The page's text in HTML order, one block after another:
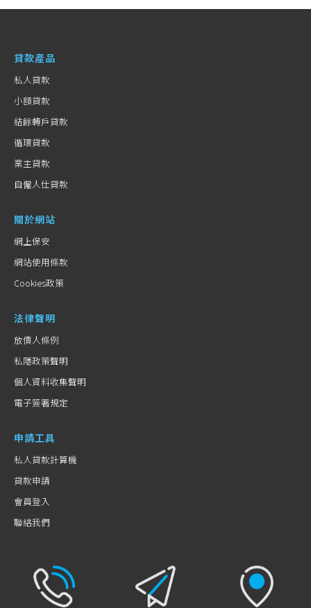
貸款產品
私人貸款
小額貸款
結餘轉戶貸款
循環貸款
業主貸款
自僱人仕貸款
關於網站
網上保安
網站使用條款
Cookies政策
法律聲明
放債人條例
私隱政策聲明
個人資料收集聲明
電子簽署規定
申請工具
私人貸款計算機
貸款申請
會員登入
聯絡我們